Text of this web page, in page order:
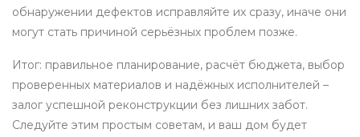
обнаружении дефектов исправляйте их сразу, иначе они
могут стать причиной серьёзных проблем позже.
Итог: правильное планирование, расчёт бюджета, выбор
проверенных материалов и надёжных исполнителей –
залог успешной реконструкции без лишних забот.
Следуйте этим простым советам, и ваш дом будет